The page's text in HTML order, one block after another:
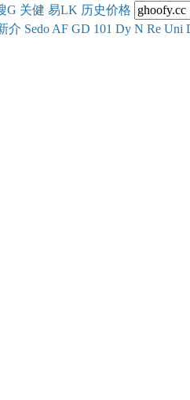
G 关健 易LK 历史价格
介 Sedo AF GD 101 Dy N Re Uni